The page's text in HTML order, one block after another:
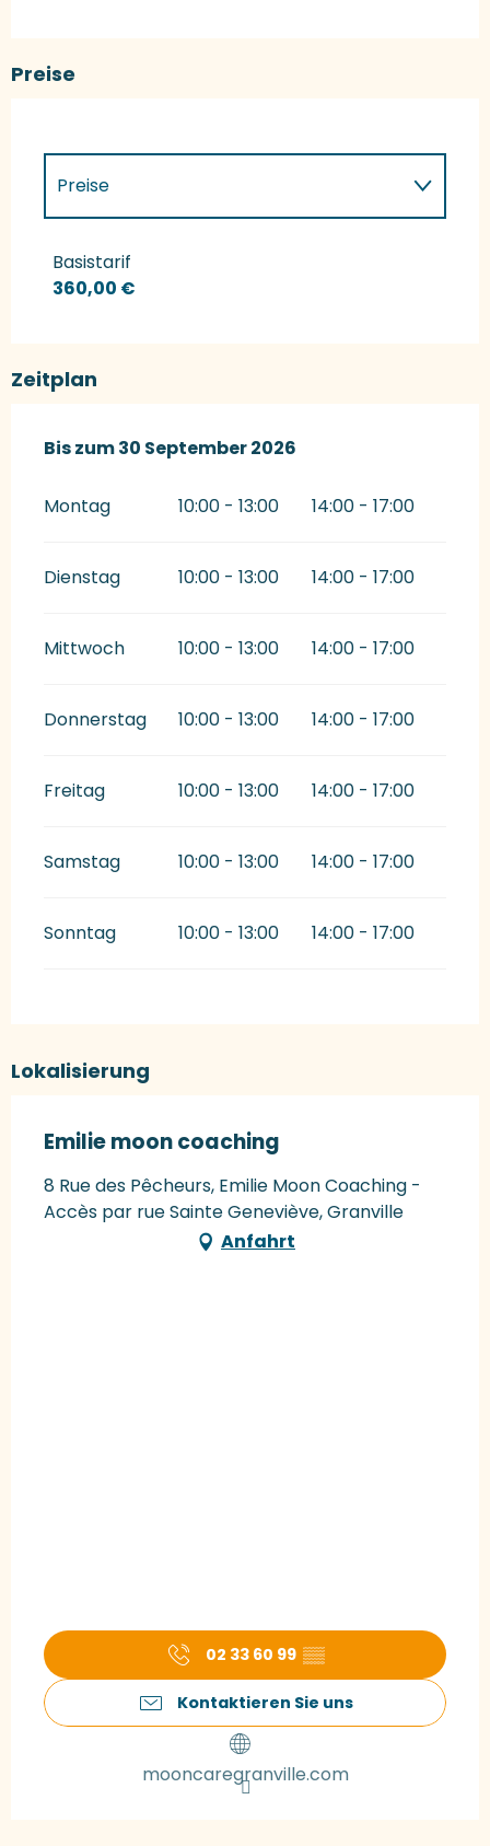
Preise
Preise
Preise 2027
Basistarif
360,00 €
Zeitplan
vom1 Januar 2026bis zum30 September 2026
Bis zum30 September 2026
Montag 10:00 - 13:00 14:00 - 17:00
Dienstag 10:00 - 13:00 14:00 - 17:00
Mittwoch 10:00 - 13:00 14:00 - 17:00
Donnerstag 10:00 - 13:00 14:00 - 17:00
Freitag 10:00 - 13:00 14:00 - 17:00
Samstag 10:00 - 13:00 14:00 - 17:00
Sonntag 10:00 - 13:00 14:00 - 17:00
Lokalisierung
Emilie moon coaching
8 Rue des Pêcheurs, Emilie Moon Coaching -
Accès par rue Sainte Geneviève, Granville
Anfahrt
02 33 60 99 ▒▒
Kontaktieren Sie uns
mooncaregranville.com